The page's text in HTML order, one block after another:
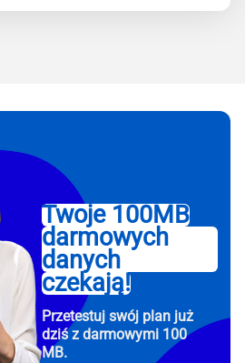
Twoje 100MB
darmowych
danych
czekają!
Przetestuj swój plan już
dziś z darmowymi 100
MB.